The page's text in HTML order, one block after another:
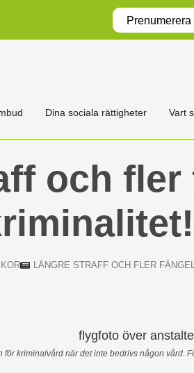
Dina sociala rättigheter Vart
och fler
LÄNGRE STRAFF OCH FLER
kriminalvård när det inte bedrivs någon vård.